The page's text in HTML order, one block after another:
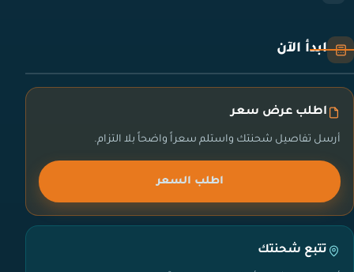
ابدأ الآن
اطلب عرض سعر
أرسل تفاصيل شحنتك واستلم سعراً واضحاً بلا التزام.
اطلب السعر
تتبع شحنتك